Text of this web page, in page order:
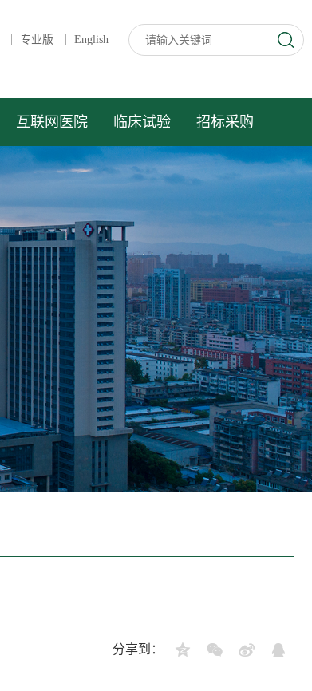
专业版 English
互联网医院 临床试验 招标采购
分享到：